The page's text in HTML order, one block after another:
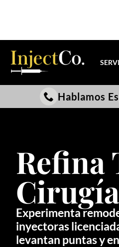
Hablamos
Refina
Cirugía
Experimenta
inyectoras
levantan puntas y